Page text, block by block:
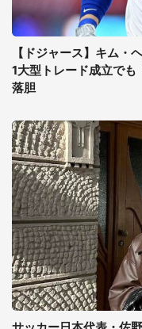
【ドジャース】キム・
1大型トレード成立で
落胆